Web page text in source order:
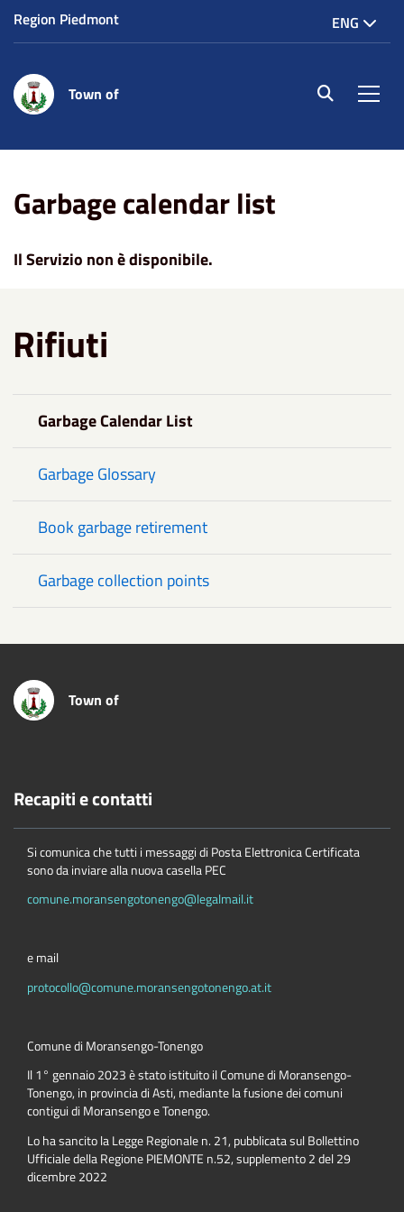
Region Piedmont ENG
Town of site.searc
Garbage calendar list
Il Servizio non è disponibile.
Rifiuti
Garbage Calendar List
Garbage Glossary
Book garbage retirement
Garbage collection points
Town of
Recapiti e contatti
Si comunica che tutti i messaggi di Posta Elettronica Certificata
sono da inviare alla nuova casella PEC
comune.moransengotonengo@legalmail.it
e mail
protocollo@comune.moransengotonengo.at.it
Comune di Moransengo-Tonengo
Il 1° gennaio 2023 è stato istituito il Comune di Moransengo-
Tonengo, in provincia di Asti, mediante la fusione dei comuni
contigui di Moransengo e Tonengo.
Lo ha sancito la Legge Regionale n. 21, pubblicata sul Bollettino
Ufficiale della Regione PIEMONTE n.52, supplemento 2 del 29
dicembre 2022